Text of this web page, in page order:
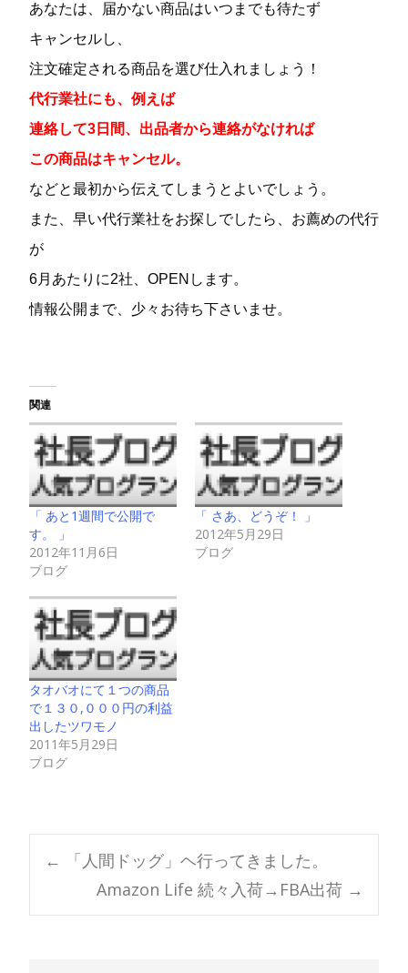
あなたは、届かない商品はいつまでも待たず
キャンセルし、
注文確定される商品を選び仕入れましょう！
代行業社にも、例えば
連絡して3日間、出品者から連絡がなければ
この商品はキャンセル。
などと最初から伝えてしまうとよいでしょう。
また、早い代行業社をお探しでしたら、お薦めの代行
が
6月あたりに2社、OPENします。
情報公開まで、少々お待ち下さいませ。
関連
「 あと1週間で公開で
す。 」
2012年11月6日
ブログ
「 さあ、どうぞ！ 」
2012年5月29日
ブログ
タオバオにて１つの商品
で１３０,０００円の利益
出したツワモノ
2011年5月29日
ブログ
Post
navigation
←
「人間ドッグ」ヘ行ってきました。
Amazon Life 続々入荷→FBA出荷 →